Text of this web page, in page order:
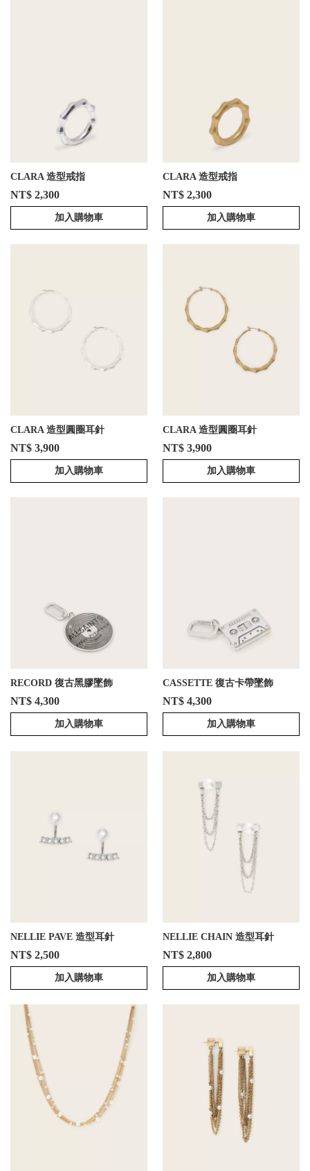
CLARA 造型戒指
NT$ 2,300
加入購物車
CLARA 造型戒指
NT$ 2,300
加入購物車
CLARA 造型圓圈耳針
NT$ 3,900
加入購物車
CLARA 造型圓圈耳針
NT$ 3,900
加入購物車
RECORD 復古黑膠墜飾
NT$ 4,300
加入購物車
CASSETTE 復古卡帶墜飾
NT$ 4,300
加入購物車
NELLIE PAVE 造型耳針
NT$ 2,500
加入購物車
NELLIE CHAIN 造型耳針
NT$ 2,800
加入購物車